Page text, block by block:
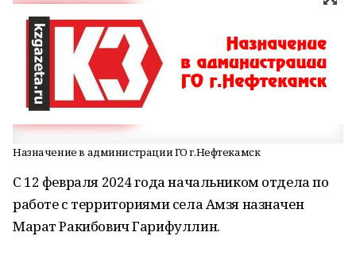
Назначение в администрации ГО г.Нефтекамск
С 12 февраля 2024 года начальником отдела по
работе с территориями села Амзя назначен
Марат Ракибович Гарифуллин.